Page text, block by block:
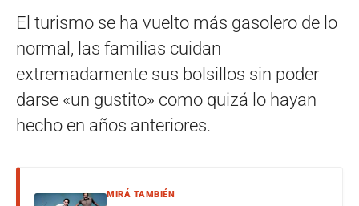
El turismo se ha vuelto más gasolero de lo
normal, las familias cuidan
extremadamente sus bolsillos sin poder
darse «un gustito» como quizá lo hayan
hecho en años anteriores.
MIRÁ TAMBIÉN